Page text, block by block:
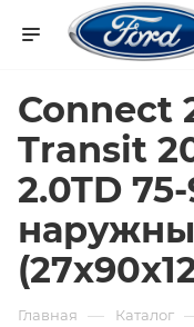
Connect
Transit
2.0TD
Главная — Каталог